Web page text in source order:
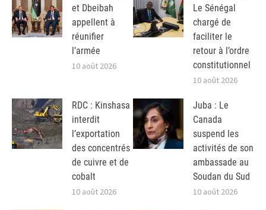
et Dbeibah
appellent à
réunifier
l’armée
10 août 2026
Le Sénégal
chargé de
faciliter le
retour à l’ordre
constitutionnel
10 août 2026
RDC : Kinshasa
interdit
l’exportation
des concentrés
de cuivre et de
cobalt
10 août 2026
Juba : Le
Canada
suspend les
activités de son
ambassade au
Soudan du Sud
10 août 2026